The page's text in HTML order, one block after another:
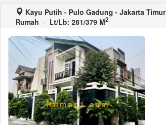
Kayu Putih - Pulo Gadung - Jakarta Timur
Rumah - Lt/Lb: 281/379 M2